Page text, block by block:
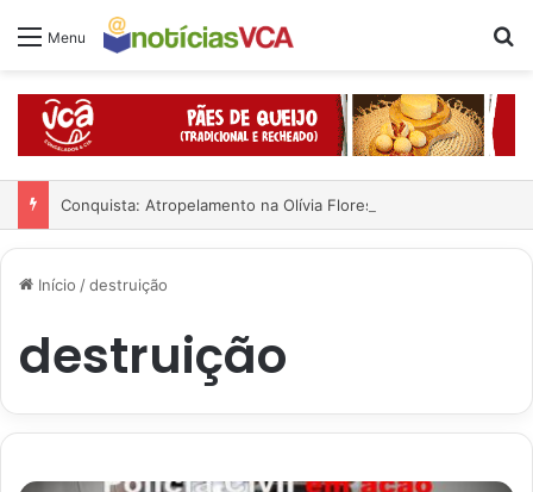
Menu
Conquista: Atropelamento na Olívia Flores; veja o vídeo
Início /destruição
destruição